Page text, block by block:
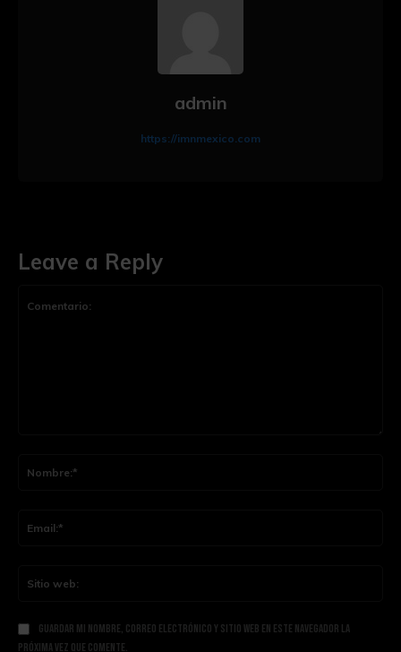
Leave a Reply
Guardar mi nombre, correo electrónico y sitio web en este navegador la
próxima vez que comente.
admin
https://imnmexico.com